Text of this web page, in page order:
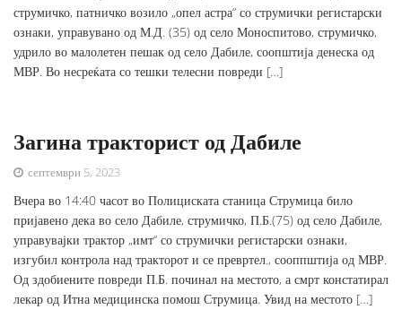
струмичко, патничко возило „опел астра“ со струмички регистарски
ознаки, управувано од М.Д. (35) од село Моноспитово, струмичко,
удрило во малолетен пешак од село Дабиле, соопштија денеска од
МВР. Во несреќата со тешки телесни повреди […]
Загина тракторист од Дабиле
септември 5, 2023
Вчера во 14:40 часот во Полициската станица Струмица било
пријавено дека во село Дабиле, струмичко, П.Б.(75) од село Дабиле,
управувајки трактор „имт“ со струмички регистарски ознаки,
изгубил контрола над тракторот и се превртел., сооппштија од МВР.
Од здобиените повреди П.Б. починал на местото, а смрт констатирал
лекар од Итна медицинска помош Струмица. Увид на местото […]